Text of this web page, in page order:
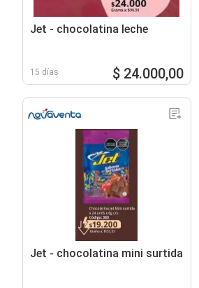
Jet - chocolatina leche
15 días $ 24.000,00
Jet - chocolatina mini surtida